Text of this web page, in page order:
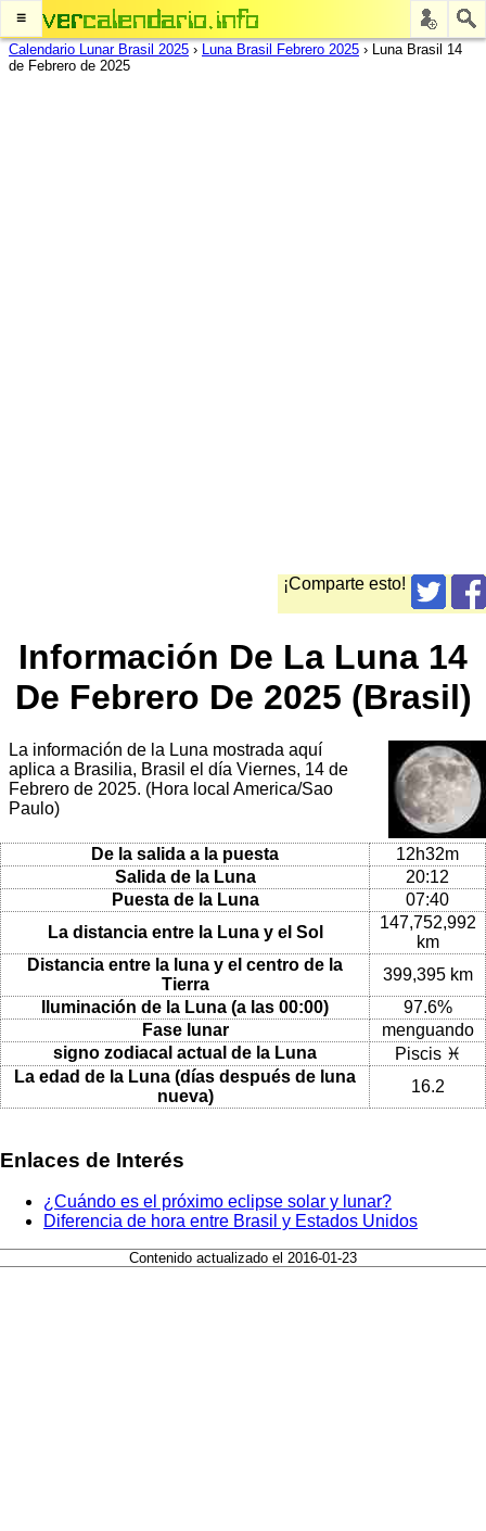
≡
Calendario Lunar Brasil 2025 › Luna Brasil Febrero 2025 › Luna Brasil 14
de Febrero de 2025
¡Comparte esto!
Información De La Luna 14
De Febrero De 2025 (Brasil)
La información de la Luna mostrada aquí
aplica a Brasilia, Brasil el día Viernes, 14 de
Febrero de 2025. (Hora local America/Sao
Paulo)
De la salida a la puesta
12h32m
Salida de la Luna
20:12
Puesta de la Luna
07:40
La distancia entre la Luna y el Sol
147,752,992
km
Distancia entre la luna y el centro de la
Tierra
399,395 km
Iluminación de la Luna (a las 00:00)
97.6%
Fase lunar
menguando
signo zodiacal actual de la Luna
Piscis ♓
La edad de la Luna (días después de luna
nueva)
16.2
Enlaces de Interés
¿Cuándo es el próximo eclipse solar y lunar?
Diferencia de hora entre Brasil y Estados Unidos
Contenido actualizado el 2016-01-23